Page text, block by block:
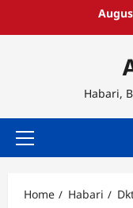
Habari,
Primary
Home Habari